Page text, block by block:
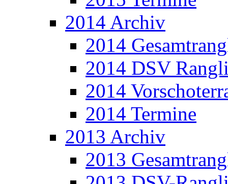
2014 Archiv
2014
2014 DSV
2014
2014 Termine
2013 Archiv
2013